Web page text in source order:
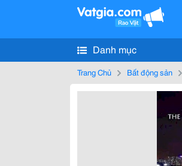
Danh mục
Trang Chủ Bất động sản